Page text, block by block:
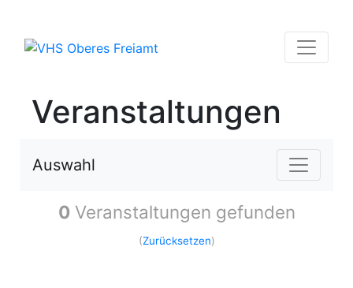
Veranstaltungen
Auswahl
0 Veranstaltungen gefunden
(Zurücksetzen)